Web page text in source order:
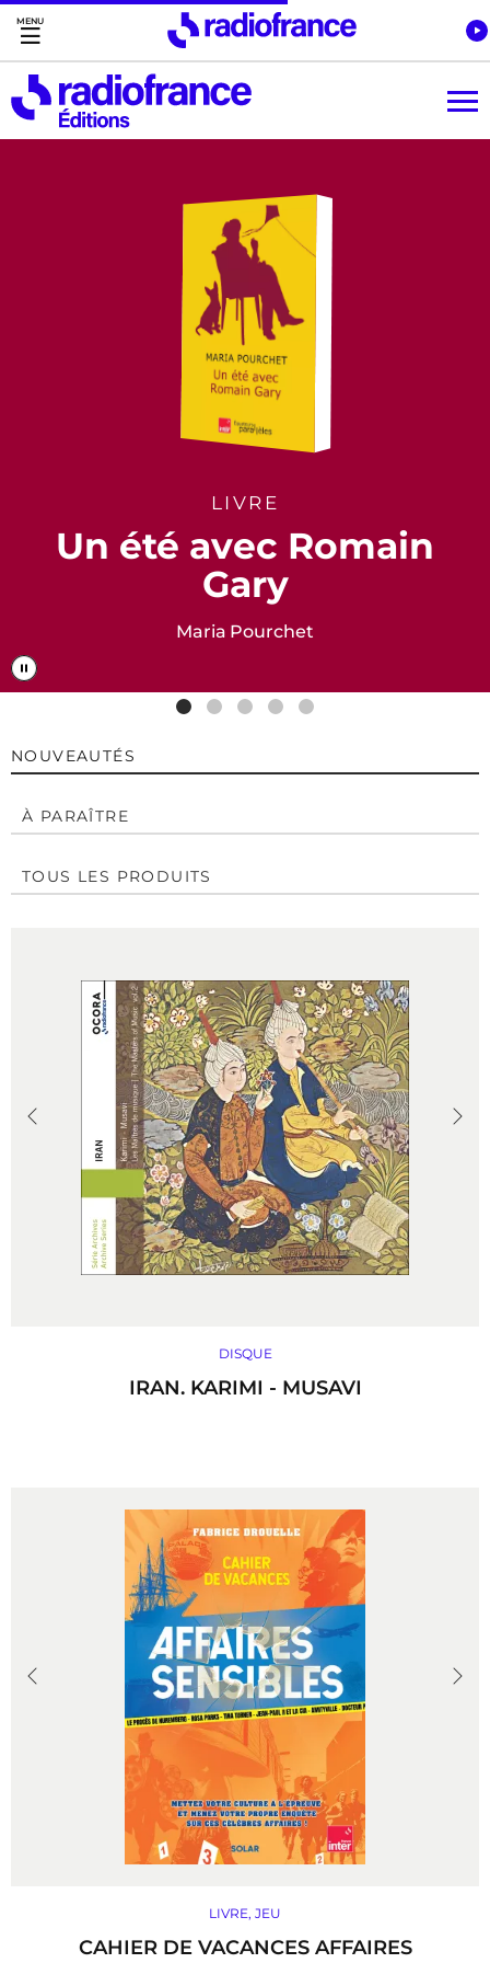
Accès direct :
Menu principal
Contenu
LIVRE
Un été avec Romain
Gary
Maria Pourchet
NOUVEAUTÉS
À PARAÎTRE
TOUS LES PRODUITS
DISQUE
IRAN. KARIMI - MUSAVI
classique), pour une expression intime loin de tout
artifice, en accord parfait avec la flûte ney de
Mohammad Musavi – simple roseau au souffle
immense…
DÉCOUVRIR
LIVRE, JEU
CAHIER DE VACANCES AFFAIRES